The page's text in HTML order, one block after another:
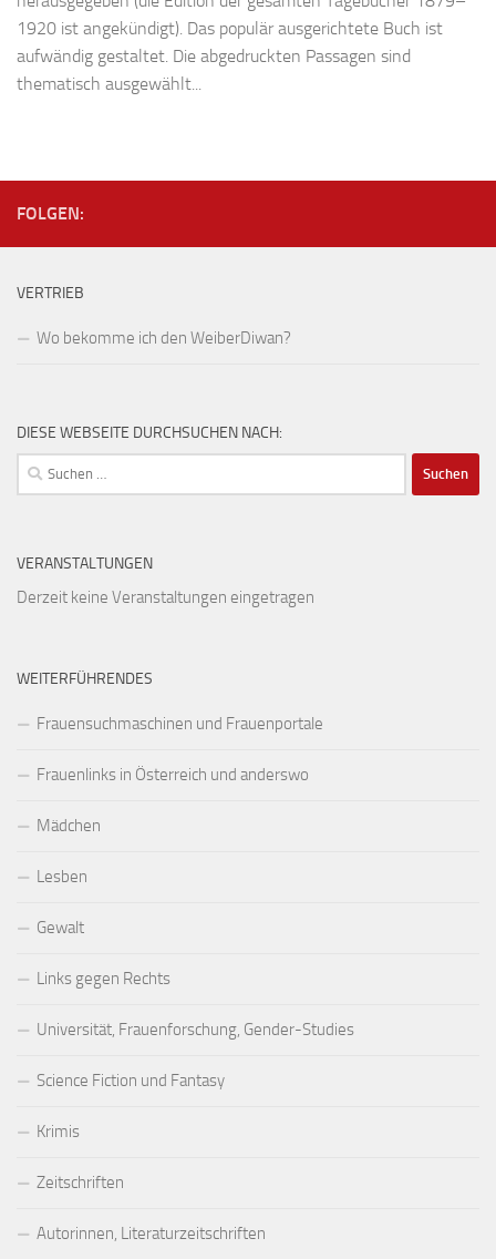
1920 ist angekündigt). Das populär ausgerichtete Buch ist
aufwändig gestaltet. Die abgedruckten Passagen sind
thematisch ausgewählt...
FOLGEN:
VERTRIEB
Wo bekomme ich den WeiberDiwan?
DIESE WEBSEITE DURCHSUCHEN NACH:
Suchen
nach:
VERANSTALTUNGEN
Derzeit keine Veranstaltungen eingetragen
WEITERFÜHRENDES
Frauensuchmaschinen und Frauenportale
Frauenlinks in Österreich und anderswo
Mädchen
Lesben
Gewalt
Links gegen Rechts
Universität, Frauenforschung, Gender-Studies
Science Fiction und Fantasy
Krimis
Zeitschriften
Autorinnen, Literaturzeitschriften